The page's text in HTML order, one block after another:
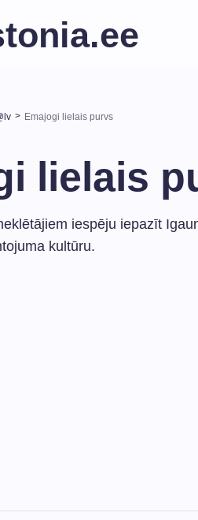
> Emajogi lielais purvs
lielais
iespēju iepazīt
kultūru.